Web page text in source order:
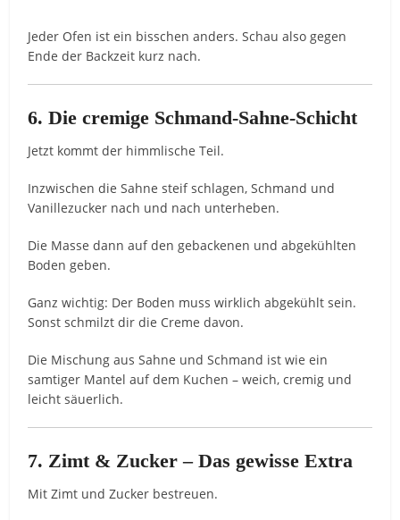
Jeder Ofen ist ein bisschen anders. Schau also gegen
Ende der Backzeit kurz nach.
6. Die cremige Schmand-Sahne-Schicht
Jetzt kommt der himmlische Teil.
Inzwischen die Sahne steif schlagen, Schmand und
Vanillezucker nach und nach unterheben.
Die Masse dann auf den gebackenen und abgekühlten
Boden geben.
Ganz wichtig: Der Boden muss wirklich abgekühlt sein.
Sonst schmilzt dir die Creme davon.
Die Mischung aus Sahne und Schmand ist wie ein
samtiger Mantel auf dem Kuchen – weich, cremig und
leicht säuerlich.
7. Zimt & Zucker – Das gewisse Extra
Mit Zimt und Zucker bestreuen.